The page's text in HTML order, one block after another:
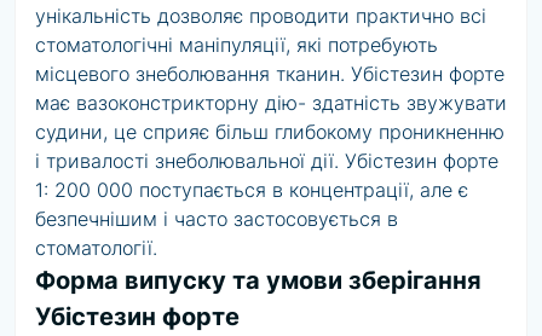
унікальність дозволяє проводити практично всі
стоматологічні маніпуляції, які потребують
місцевого знеболювання тканин. Убістезин форте
має вазоконстрикторну дію- здатність звужувати
судини, це сприяє більш глибокому проникненню
і тривалості знеболювальної дії. Убістезин форте
1: 200 000 поступається в концентрації, але є
безпечнішим і часто застосовується в
стоматології.
Форма випуску та умови зберігання
Убістезин форте